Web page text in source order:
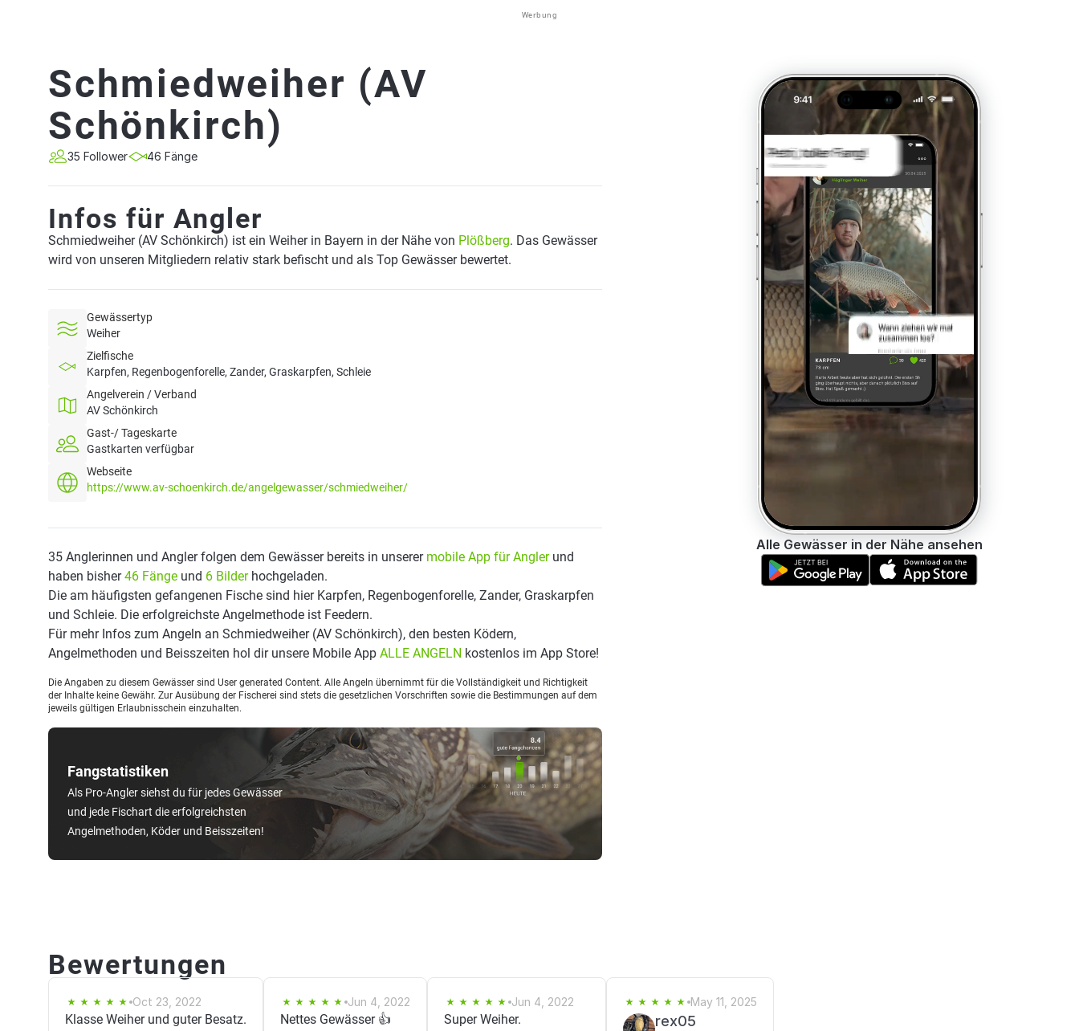
Werbung
Schmiedweiher (AV
Schönkirch)
35 Follower 46 Fänge
Infos für Angler
Schmiedweiher (AV Schönkirch) ist ein Weiher in Bayern in der Nähe von Plößberg. Das Gewässer
wird von unseren Mitgliedern relativ stark befischt und als Top Gewässer bewertet.
Gewässertyp
Weiher
Zielfische
Karpfen, Regenbogenforelle, Zander, Graskarpfen, Schleie
Angelverein / Verband
AV Schönkirch
Gast-/ Tageskarte
Gastkarten verfügbar
Webseite
https://www.av-schoenkirch.de/angelgewasser/schmiedweiher/
Fangstatistiken
Als Pro-Angler siehst du für jedes Gewässer
und jede Fischart die erfolgreichsten
Angelmethoden, Köder und Beisszeiten!
35 Anglerinnen und Angler folgen dem Gewässer bereits in unserer mobile App für Anglerund
haben bisher46 Fänge und 6 Bilderhochgeladen.
Die am häufigsten gefangenen Fische sind hier Karpfen, Regenbogenforelle, Zander, Graskarpfen
und Schleie. Die erfolgreichste Angelmethode ist Feedern.
Für mehr Infos zum Angeln an Schmiedweiher (AV Schönkirch), den besten Ködern,
Angelmethoden und Beisszeiten hol dir unsere Mobile App ALLE ANGELN kostenlos im App Store!
Die Angaben zu diesem Gewässer sind User generated Content. Alle Angeln übernimmt für die Vollständigkeit und Richtigkeit
der Inhalte keine Gewähr. Zur Ausübung der Fischerei sind stets die gesetzlichen Vorschriften sowie die Bestimmungen auf dem
jeweils gültigen Erlaubnisschein einzuhalten.
Alle Gewässer in der Nähe ansehen
Bewertungen
Oct 23, 2022
Klasse Weiher und guter Besatz.
Jun 4, 2022
Nettes Gewässer 👍
Jun 4, 2022
Super Weiher.
May 11, 2025
rex05